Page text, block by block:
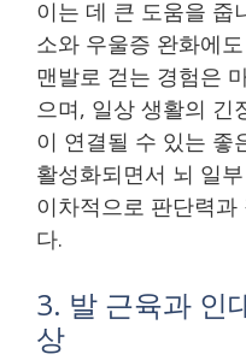
이는 데 큰 도움을 줍
소와 우울증 완화에
맨발로 걷는 경험은
으며, 일상 생활의 긴
이 연결될 수 있는 좋
활성화되면서 뇌 일
이차적으로 판단력
다.
3. 발 근육과 인
상